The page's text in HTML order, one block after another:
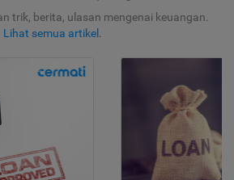
trik, berita, ulasan mengenai keuangan.
Lihat semua artikel .